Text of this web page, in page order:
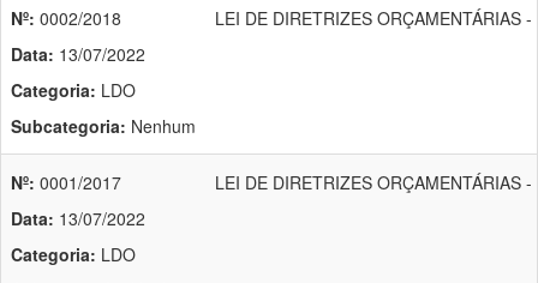
Nº: 0002/2018
Data: 13/07/2022
Categoria: LDO
Subcategoria: Nenhum
LEI DE DIRETRIZES ORÇAMENTÁRIAS
Nº: 0001/2017
Data: 13/07/2022
Categoria: LDO
LEI DE DIRETRIZES ORÇAMENTÁRIAS